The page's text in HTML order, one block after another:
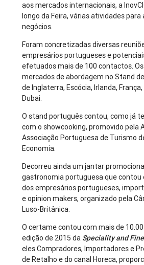
aos mercados internacionais, a
longo da Feira, várias atividades
negócios.
Foram concretizadas diversas
empresários portugueses e
efetuados mais de 100 contactos.
mercados de abordagem no Stand
de Inglaterra, Escócia, Irlanda,
Dubai.
O stand português contou, como já
com o showcooking, promovido pela
Associação Portuguesa de Turismo
Economia.
Decorreu ainda um jantar
gastronomia portuguesa que contou
dos empresários portugueses,
e opinion makers, organizado pela
Luso-Britânica.
O certame contou com mais de
edição de 2015 da Speciality and
eles Compradores, Importadores e
de Retalho e do canal Horeca,